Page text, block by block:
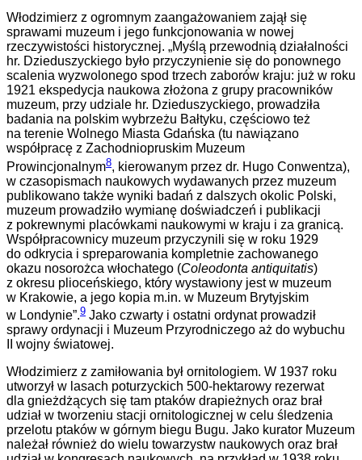
Włodzimierz z ogromnym zaangażowaniem zajął się
sprawami muzeum i jego funkcjonowania w nowej
rzeczywistości historycznej. „Myślą przewodnią działalności
hr. Dzieduszyckiego było przyczynienie się do ponownego
scalenia wyzwolonego spod trzech zaborów kraju: już w roku
1921 ekspedycja naukowa złożona z grupy pracowników
muzeum, przy udziale hr. Dzieduszyckiego, prowadziła
badania na polskim wybrzeżu Bałtyku, częściowo też
na terenie Wolnego Miasta Gdańska (tu nawiązano
współpracę z Zachodniopruskim Muzeum
Prowincjonalnym8, kierowanym przez dr. Hugo Conwentza),
w czasopismach naukowych wydawanych przez muzeum
publikowano także wyniki badań z dalszych okolic Polski,
muzeum prowadziło wymianę doświadczeń i publikacji
z pokrewnymi placówkami naukowymi w kraju i za granicą.
Współpracownicy muzeum przyczynili się w roku 1929
do odkrycia i spreparowania kompletnie zachowanego
okazu nosorożca włochatego (Coleodonta antiquitatis)
z okresu plioceńskiego, który wystawiony jest w muzeum
w Krakowie, a jego kopia m.in. w Muzeum Brytyjskim
w Londynie”.9 Jako czwarty i ostatni ordynat prowadził
sprawy ordynacji i Muzeum Przyrodniczego aż do wybuchu
II wojny światowej.
Włodzimierz z zamiłowania był ornitologiem. W 1937 roku
utworzył w lasach poturzyckich 500-hektarowy rezerwat
dla gnieżdżących się tam ptaków drapieżnych oraz brał
udział w tworzeniu stacji ornitologicznej w celu śledzenia
przelotu ptaków w górnym biegu Bugu. Jako kurator Muzeum
należał również do wielu towarzystw naukowych oraz brał